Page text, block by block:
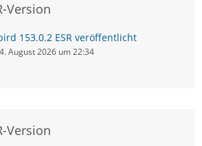
Version
153.0.2 ESR veröffentlicht
4. August 2026 um 22:34
Version